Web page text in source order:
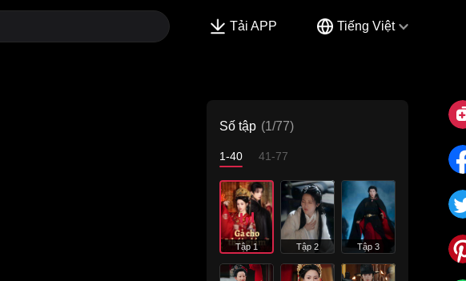
Tải APP Tiếng Việt
Số tập (1/77)
1-40 41-77
Tập 1 Tập 2 Tập 3